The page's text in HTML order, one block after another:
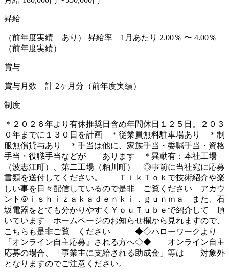
昇給
（前年度実績 あり） 昇給率 1月あたり 2.00％ 〜 4.00％
（前年度実績）
賞与
賞与月数 計 2ヶ月分（前年度実績）
制度
＊２０２６年より有休推奨日含め年間休日１２５日。２０３
０年までに１３０日を計画 ＊従業員無料駐車場あり ＊制
服無償貸与あり ＊手当は他に、家族手当・委嘱手当・資格
手当・役職手当などが あります ＊異動有：本社工場
（波志江町）、第二工場（粕川町） ◎事前に当社宛に応募
書類を送付してください。 ＴｉｋＴｏｋで技術紹介や楽
しい事を日々配信しているので是非 ご覧ください アカウ
ント＠ｉｓｈｉｚａｋａｄｅｎｋｉ．ｇｕｎｍａ また、石
坂電器をとても分かりやすくＹｏｕＴｕｂｅで紹介して 頂
いています ホームページのお知らせ欄から見れますので、
こちらも是非ご覧 ください ◆◇ハローワークより
『オンライン自主応募』される方へ◇◆ オンライン自主
応募の場合、「事業主に支給される助成金」等は 対象外
となりますのでご注意ください。